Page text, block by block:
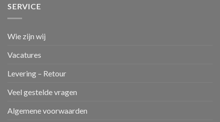
SERVICE
Wie zijn wij
Vacatures
Levering – Retour
Veel gestelde vragen
Algemene voorwaarden